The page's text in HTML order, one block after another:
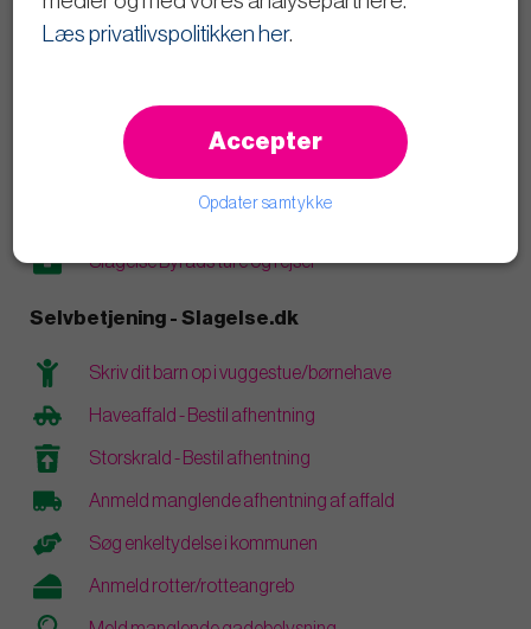
Se byrådsmøderne på video
Læs blogindlæg
Åbenhed og transparens
Slagelse Byråds ture og rejser
Selvbetjening - Slagelse.dk
Skriv dit barn op i vuggestue/børnehave
Haveaffald - Bestil afhentning
Storskrald - Bestil afhentning
Anmeld manglende afhentning af affald
Søg enkeltydelse i kommunen
Anmeld rotter/rotteangreb
Læs privatlivspolitikken her.
Accepter
Opdater samtykke